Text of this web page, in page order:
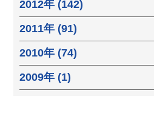
2012年 (142)
2011年 (91)
2010年 (74)
2009年 (1)